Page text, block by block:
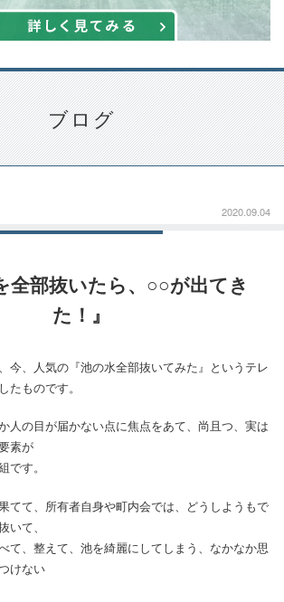
ブログ
2020.09.04
全部抜いたら、○○が出てき
た！』
今、人気の『池の水全部抜いてみた』というテレ
たものです。
人の目が届かない点に焦点をあて、尚且つ、実は
素が
です。
てて、所有者自身や町内会では、どうしようもで
いて、
て、整えて、池を綺麗にしてしまう、なかなか思
けない